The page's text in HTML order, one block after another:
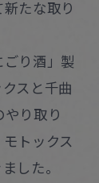
たな取り
り酒」製
スと千曲
り取り
トックス
した。